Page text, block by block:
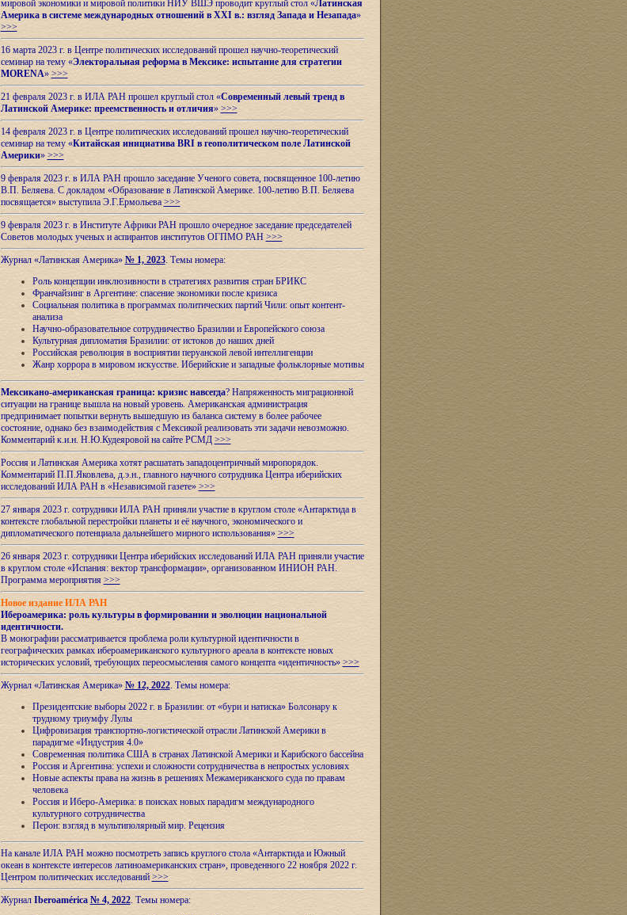
мировой экономики и мировой политики НИУ ВШЭ проводит круглый стол «Латинская
Америка в системе международных отношений в XXI в.: взгляд Запада и Незапада»
>>>
16 марта 2023 г. в Центре политических исследований прошел научно-теоретический
семинар на тему «Электоральная реформа в Мексике: испытание для стратегии
MORENA» >>>
21 февраля 2023 г. в ИЛА РАН прошел круглый стол «Современный левый тренд в
Латинской Америке: преемственность и отличия» >>>
14 февраля 2023 г. в Центре политических исследований прошел научно-теоретический
семинар на тему «Китайская инициатива BRI в геополитическом поле Латинской
Америки» >>>
9 февраля 2023 г. в ИЛА РАН прошло заседание Ученого совета, посвященное 100-летию
В.П. Беляева. С докладом «Образование в Латинской Америке. 100-летию В.П. Беляева
посвящается» выступила Э.Г.Ермольева >>>
9 февраля 2023 г. в Институте Африки РАН прошло очередное заседание председателей
Советов молодых ученых и аспирантов институтов ОГПМО РАН >>>
Журнал «Латинская Америка» № 1, 2023. Темы номера:
Роль концепции инклюзивности в стратегиях развития стран БРИКС
Франчайзинг в Аргентине: спасение экономики после кризиса
Социальная политика в программах политических партий Чили: опыт контент-
анализа
Научно-образовательное сотрудничество Бразилии и Европейского союза
Культурная дипломатия Бразилии: от истоков до наших дней
Российская революция в восприятии перуанской левой интеллигенции
Жанр хоррора в мировом искусстве. Иберийские и западные фольклорные мотивы
Мексикано-американская граница: кризис навсегда? Напряженность миграционной
ситуации на границе вышла на новый уровень. Американская администрация
предпринимает попытки вернуть вышедшую из баланса систему в более рабочее
состояние, однако без взаимодействия с Мексикой реализовать эти задачи невозможно.
Комментарий к.и.н. Н.Ю.Кудеяровой на сайте РСМД >>>
Россия и Латинская Америка хотят расшатать западоцентричный миропорядок.
Комментарий П.П.Яковлева, д.э.н., главного научного сотрудника Центра иберийских
исследований ИЛА РАН в «Независимой газете» >>>
27 января 2023 г. сотрудники ИЛА РАН приняли участие в круглом столе «Антарктида в
контексте глобальной перестройки планеты и её научного, экономического и
дипломатического потенциала дальнейшего мирного использования» >>>
26 января 2023 г. сотрудники Центра иберийских исследований ИЛА РАН приняли участие
в круглом столе «Испания: вектор трансформации», организованном ИНИОН РАН.
Программа мероприятия>>>
Новое издание ИЛА РАН
Ибероамерика: роль культуры в формировании и эволюции национальной
идентичности.
В монографии рассматривается проблема роли культурной идентичности в
географических рамках ибероамериканского культурного ареала в контексте новых
исторических условий, требующих переосмысления самого концепта «идентичность» >>>
Журнал «Латинская Америка» № 12, 2022. Темы номера:
Президентские выборы 2022 г. в Бразилии: от «бури и натиска» Болсонару к
трудному триумфу Лулы
Цифровизация транспортно-логистической отрасли Латинской Америки в
парадигме «Индустрия 4.0»
Современная политика США в странах Латинской Америки и Карибского бассейна
Россия и Аргентина: успехи и сложности сотрудничества в непростых условиях
Новые аспекты права на жизнь в решениях Межамериканского суда по правам
человека
Россия и Иберо-Америка: в поисках новых парадигм международного
культурного сотрудничества
Перон: взгляд в мультиполярный мир. Рецензия
На канале ИЛА РАН можно посмотреть запись круглого стола «Антарктида и Южный
океан в контексте интересов латиноамериканских стран», проведенного 22 ноября 2022 г.
Центром политических исследований >>>
Журнал Iberoamérica № 4, 2022. Темы номера: